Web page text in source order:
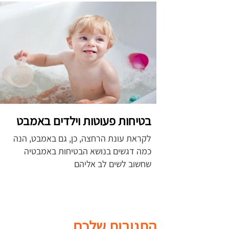
בטיחות פעוטות וילדים באמבט
לקראת עונת הרחצה, כן, גם באמבט, הנה
כמה דגשים בנושא הבטיחות באמבטיה
שחשוב לשים לב אליהם